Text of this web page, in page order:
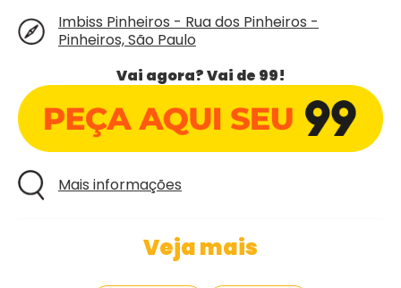
Imbiss Pinheiros - Rua dos Pinheiros -
Pinheiros, São Paulo
Vai agora? Vai de 99!
Mais informações
Veja mais